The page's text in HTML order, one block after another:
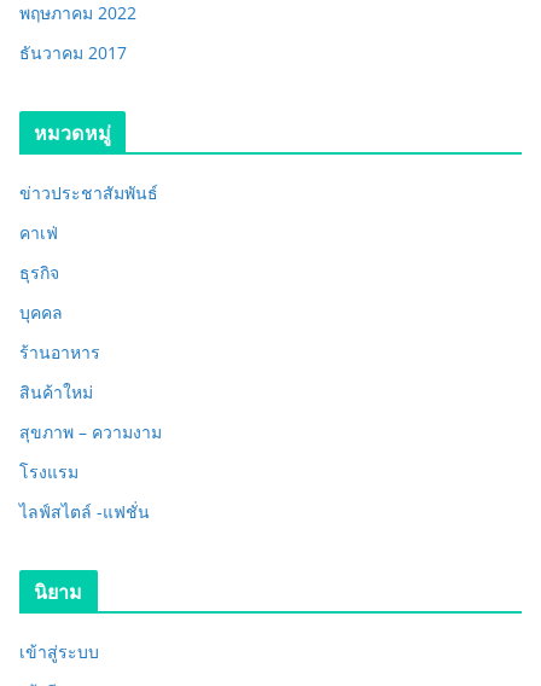
พฤษภาคม 2022
ธันวาคม 2017
หมวดหมู่
ข่าวประชาสัมพันธ์
คาเฟ่
ธุรกิจ
บุคคล
ร้านอาหาร
สินค้าใหม่
สุขภาพ – ความงาม
โรงแรม
ไลฟ์สไตล์ -แฟชั่น
นิยาม
เข้าสู่ระบบ